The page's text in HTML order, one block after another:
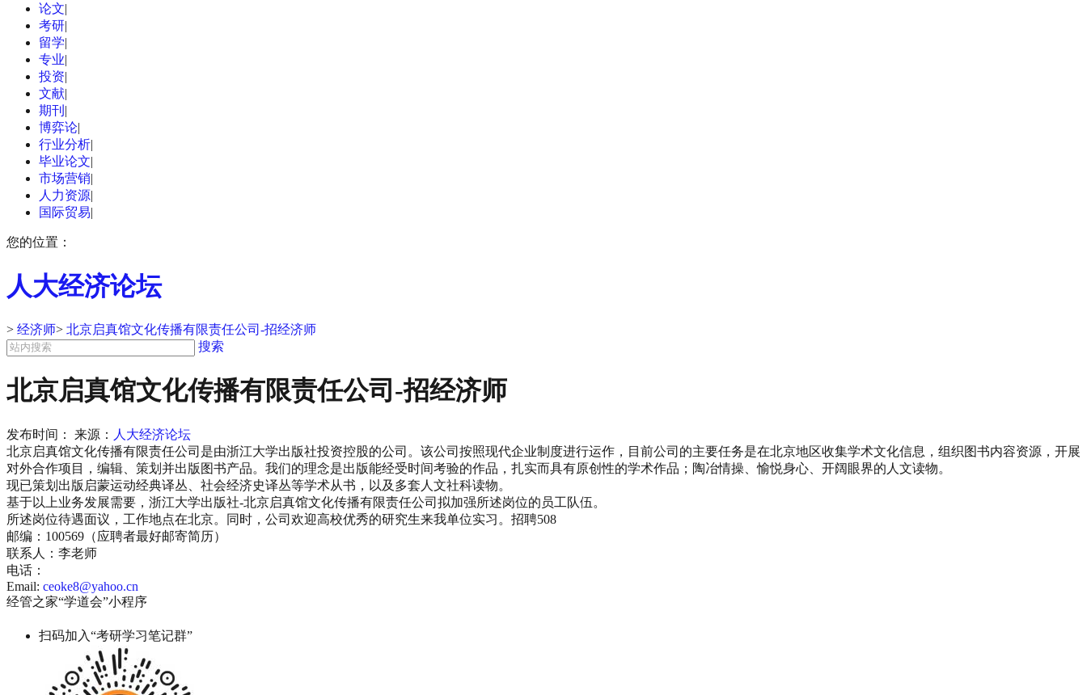
论文|
考研|
留学|
专业|
投资|
文献|
期刊 |
博弈论|
行业分析|
毕业论文|
市场营销|
人力资源|
国际贸易|
您的位置：
人大经济论坛
> 经济师> 北京启真馆文化传播有限责任公司-招经济师
搜索
北京启真馆文化传播有限责任公司-招经济师
发布时间： 来源： 人大经济论坛
北京启真馆文化传播有限责任公司是由浙江大学出版社投资控股的公司。该公司按照现代企业制度进行运作，目前公司的主要任务是在北京地区收集学术文化信息，组织图书内容资源，开展
对外合作项目，编辑、策划并出版图书产品。我们的理念是出版能经受时间考验的作品，扎实而具有原创性的学术作品；陶冶情操、愉悦身心、开阔眼界的人文读物。
现已策划出版启蒙运动经典译丛、社会经济史译丛等学术从书，以及多套人文社科读物。
基于以上业务发展需要，浙江大学出版社-北京启真馆文化传播有限责任公司拟加强所述岗位的员工队伍。
所述岗位待遇面议，工作地点在北京。同时，公司欢迎高校优秀的研究生来我单位实习。招聘508
邮编：100569（应聘者最好邮寄简历）
联系人：李老师
电话：
Email: ceoke8@yahoo.cn
经管之家“学道会”小程序
扫码加入“考研学习笔记群”